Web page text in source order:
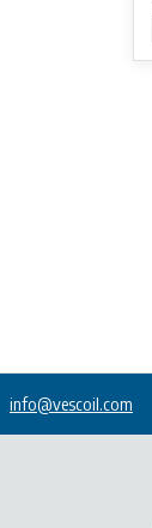
info@vescoil.com